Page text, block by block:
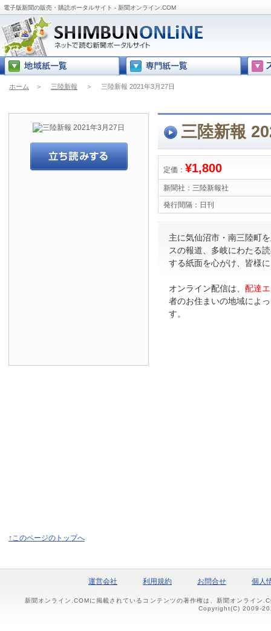
電子版新聞の販売・購読ポータルサイト - 新聞オンライン.COM
ホーム ＞ 三陸新報 ＞ 三陸新報 2021年3月27日
三陸新報
定価： ¥1,800
新聞社： 三陸新報社
発行間隔： 日刊
主に気仙沼市・南三陸町
スの報道、多岐にわたる
する紙面を心がけ、皆様
オンライン配信は、 配達
者のお住まいの地域によ
す。
↑このページのトップへ
運営会社 利用規約 お問合せ 個人
新聞オンライン.COMに掲載されているコンテンツの著作権は、新聞オンライン
Copyright(C) 2009-